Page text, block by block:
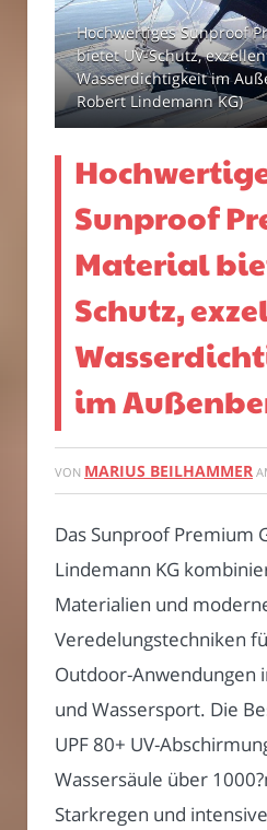
Hochwertiges Sunproof
bietet UV-Schutz,
Wasserdichtigkeit im
Robert Lindemann KG)
Sunproof
Material
Schutz,
im
VON MARIUS BEILHAMMER
Das Sunproof Premium
Lindemann KG
Materialien und
Veredelungstechniken
Outdoor-Anwendungen
und Wassersport. Die
UPF 80+ UV-
Wassersäule über
Starkregen und intensive